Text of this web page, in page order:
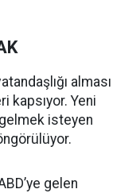
alması
kapsıyor. Yeni
isteyen
gelen